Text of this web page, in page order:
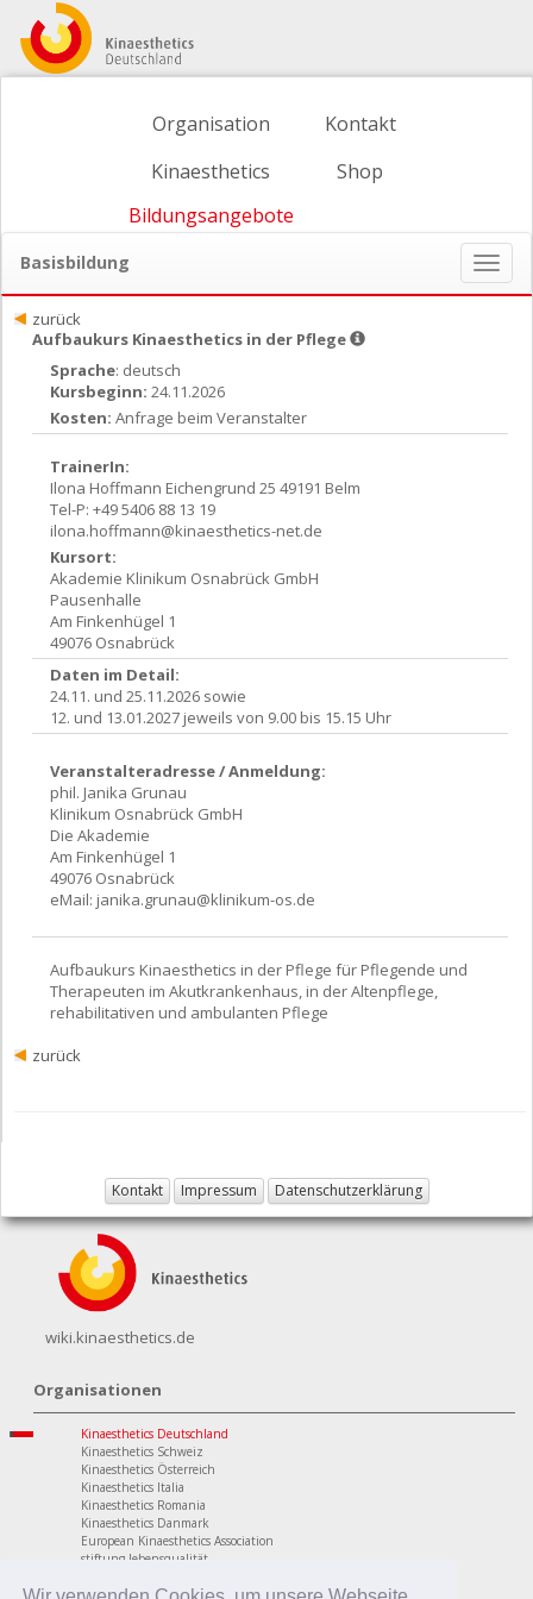
Organisation
Kinaesthetics
Bildungsangebote
Kontakt
Shop
Basisbildung
ein-/
zurück
Aufbaukurs Kinaesthetics in der Pflege
Sprache: deutsch
Kursbeginn: 24.11.2026
Kosten: Anfrage beim Veranstalter
TrainerIn:
Ilona Hoffmann Eichengrund 25 49191 Belm
Tel-P: +49 5406 88 13 19
ilona.hoffmann@kinaesthetics-net.de
Kursort:
Akademie Klinikum Osnabrück GmbH
Pausenhalle
Am Finkenhügel 1
49076 Osnabrück
Daten im Detail:
24.11. und 25.11.2026 sowie
12. und 13.01.2027 jeweils von 9.00 bis 15.15 Uhr
Veranstalteradresse / Anmeldung:
phil. Janika Grunau
Klinikum Osnabrück GmbH
Die Akademie
Am Finkenhügel 1
49076 Osnabrück
eMail: janika.grunau@klinikum-os.de
Aufbaukurs Kinaesthetics in der Pflege für Pflegende und
Therapeuten im Akutkrankenhaus, in der Altenpflege,
rehabilitativen und ambulanten Pflege
zurück
Kontakt Impressum Datenschutzerklärung
wiki.kinaesthetics.de
Organisationen
Kinaesthetics Deutschland
Kinaesthetics Schweiz
Kinaesthetics Österreich
Kinaesthetics Italia
Kinaesthetics Romania
Kinaesthetics Danmark
European Kinaesthetics Association
stiftung lebensqualität
Programme